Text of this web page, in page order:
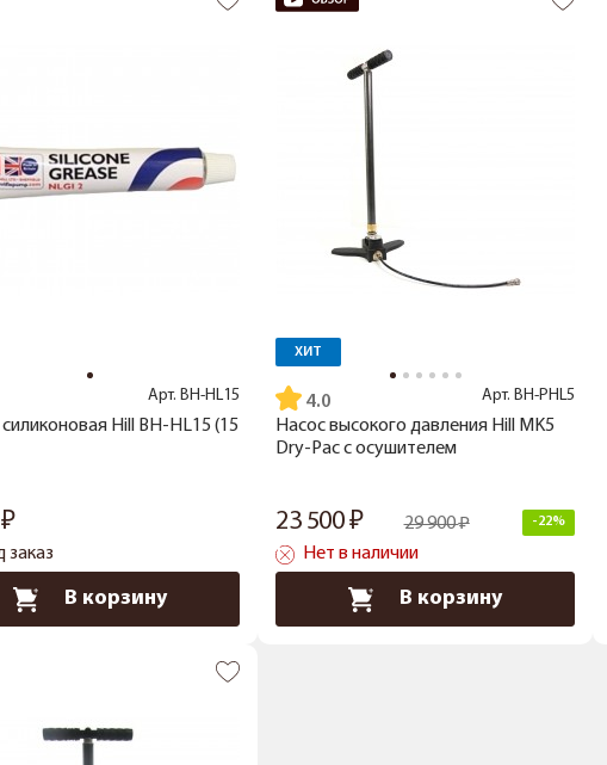
Арт. BH-HL15
Hill BH-HL15 (15
заказ
В корзину
ХИТ
4.0 Арт. BH-PHL5
Насос высокого давления Hill MK5
Dry-Pac с осушителем
23 500 29 900 -22%
Нет в наличии
В корзину